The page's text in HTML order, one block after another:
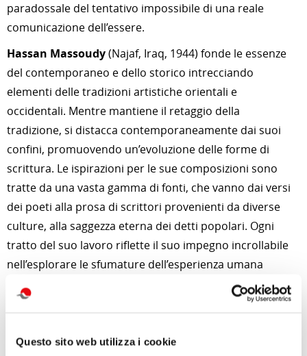
Questo sito web utilizza i cookie
paradossale del tentativo impossibile di una reale
comunicazione dell’essere.
Hassan Massoudy(Najaf, Iraq, 1944) fonde le essenze
del contemporaneo e dello storico intrecciando
elementi delle tradizioni artistiche orientali e
occidentali. Mentre mantiene il retaggio della
tradizione, si distacca contemporaneamente dai suoi
confini, promuovendo un’evoluzione delle forme di
scrittura. Le ispirazioni per le sue composizioni sono
tratte da una vasta gamma di fonti, che vanno dai versi
dei poeti alla prosa di scrittori provenienti da diverse
culture, alla saggezza eterna dei detti popolari. Ogni
tratto del suo lavoro riflette il suo impegno incrollabile
nell’esplorare le sfumature dell’esperienza umana
come uno “spazio terzo”, un terreno ibrido e fertile